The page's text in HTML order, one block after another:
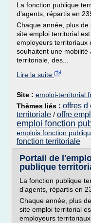
La fonction publique
d'agents, répartis en
Chaque année, plus
site emploi territorial
employeurs territoriaux
souhaitent une mobilité
territoriale, des...
Lire la suite
Site : emploi-
Thèmes liés : offres d
territoriale / offre
emploi fonction
emplois fonction
fonction territoriale
Portail de
publique
La fonction publique
d'agents, répartis en
Chaque année, plus
site emploi territorial
employeurs